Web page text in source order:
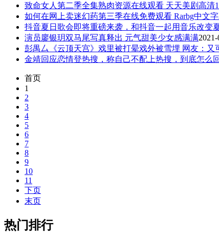
致命女人第二季全集熟肉资源在线观看 天天美剧高清
如何在网上卖迷幻药第三季在线免费观看 Rarbg中文
抖音夏日歌会即将重磅来袭，和抖音一起用音乐改变
演员廖银玥双马尾写真释出 元气甜美少女感满满
彭禺厶《云顶天宫》戏里被打晕戏外被雪埋 网友：又
金靖回应恋情登热搜，称自己不配上热搜，到底怎么
首页
1
2
3
4
5
6
7
8
9
10
11
下页
末页
热门排行